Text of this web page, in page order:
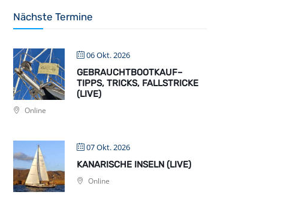
Nächste Termine
06 Okt. 2026
GEBRAUCHTBOOTKAUF–
TIPPS, TRICKS, FALLSTRICKE
(LIVE)
Online
07 Okt. 2026
KANARISCHE INSELN (LIVE)
Online